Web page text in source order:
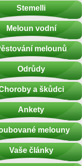
Stemelli
Meloun vodní
melounů
Odrůdy
a škůdci
Ankety
melouny
Vaše články